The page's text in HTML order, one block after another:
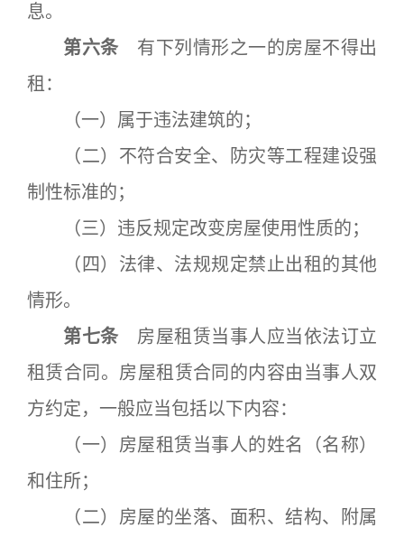
息。
第六条 有下列情形之一的房屋不得出
租：
（一）属于违法建筑的；
（二）不符合安全、防灾等工程建设强
制性标准的；
（三）违反规定改变房屋使用性质的；
（四）法律、法规规定禁止出租的其他
情形。
第七条 房屋租赁当事人应当依法订立
租赁合同。房屋租赁合同的内容由当事人双
方约定，一般应当包括以下内容：
（一）房屋租赁当事人的姓名（名称）
和住所；
（二）房屋的坐落、面积、结构、附属